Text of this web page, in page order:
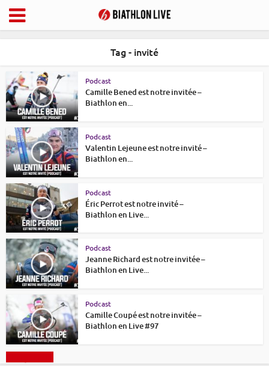
Tag - invité
Podcast
Camille Bened est notre invitée –
Biathlon en...
Podcast
Valentin Lejeune est notre invité –
Biathlon en...
Podcast
Éric Perrot est notre invité –
Biathlon en Live...
Podcast
Jeanne Richard est notre invitée –
Biathlon en Live...
Podcast
Camille Coupé est notre invitée –
Biathlon en Live #97